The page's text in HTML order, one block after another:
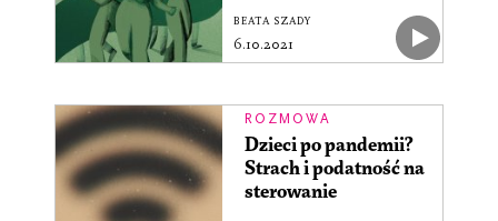
BEATA SZADY
6.10.2021
ROZMOWA
Dzieci po pandemii?
Strach i podatność na
sterowanie